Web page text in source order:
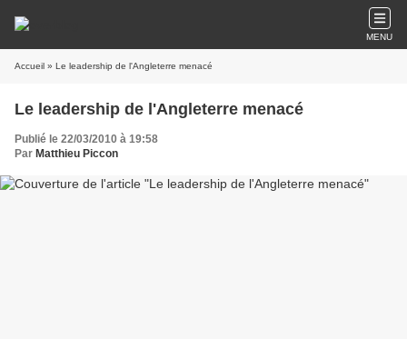
MENU
Accueil » Le leadership de l'Angleterre menacé
Le leadership de l'Angleterre menacé
Publié le 22/03/2010 à 19:58
Par Matthieu Piccon